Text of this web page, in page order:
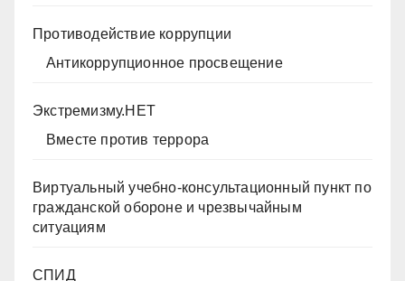
Противодействие коррупции
Антикоррупционное просвещение
Экстремизму.НЕТ
Вместе против террора
Виртуальный учебно-консультационный пункт по
гражданской обороне и чрезвычайным
ситуациям
СПИД